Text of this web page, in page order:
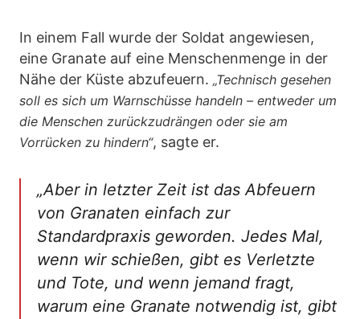
In einem Fall wurde der Soldat angewiesen,
eine Granate auf eine Menschenmenge in der
Nähe der Küste abzufeuern. „Technisch gesehen
soll es sich um Warnschüsse handeln – entweder um
die Menschen zurückzudrängen oder sie am
Vorrücken zu hindern“, sagte er.
„Aber in letzter Zeit ist das Abfeuern
von Granaten einfach zur
Standardpraxis geworden. Jedes Mal,
wenn wir schießen, gibt es Verletzte
und Tote, und wenn jemand fragt,
warum eine Granate notwendig ist, gibt